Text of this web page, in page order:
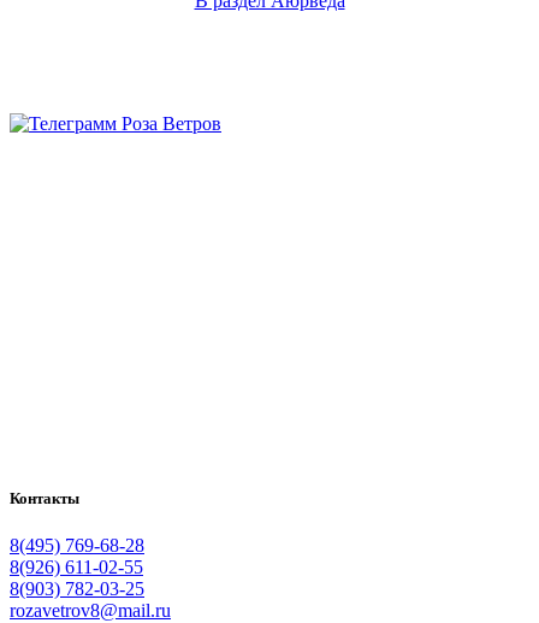
Контакты
8(495) 769-68-28
8(926) 611-02-55
8(903) 782-03-25
rozavetrov8@mail.ru